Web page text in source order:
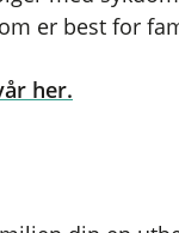
er best for
her.